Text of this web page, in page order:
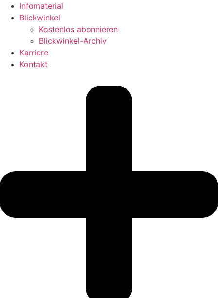
Infomaterial
Blickwinkel
Kostenlos abonnieren
Blickwinkel-Archiv
Karriere
Kontakt